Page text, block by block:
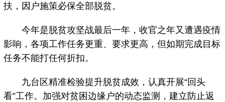
扶，因户施策必保全部脱贫。
今年是脱贫攻坚战最后一年，收官之年又遭遇疫情
影响，各项工作任务更重、要求更高，但如期完成目标
任务不能打任何折扣。
九台区精准检验提升脱贫成效，认真开展“回头
看”工作。加强对贫困边缘户的动态监测，建立防止返